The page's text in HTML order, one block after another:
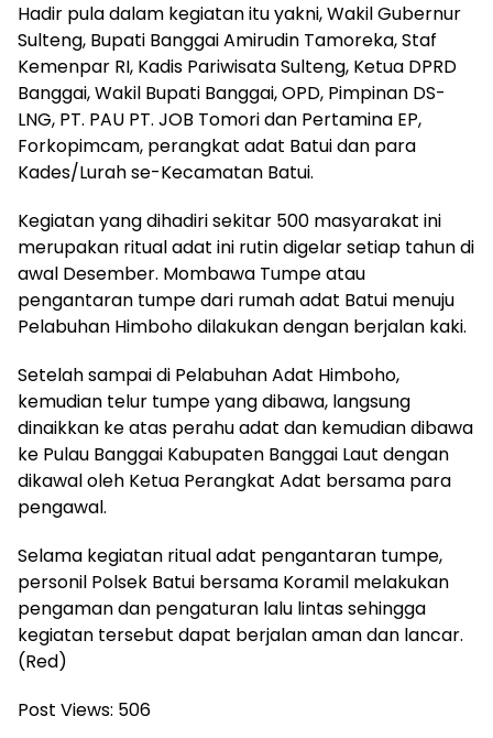
Hadir pula dalam kegiatan itu yakni, Wakil Gubernur
Sulteng, Bupati Banggai Amirudin Tamoreka, Staf
Kemenpar RI, Kadis Pariwisata Sulteng, Ketua DPRD
Banggai, Wakil Bupati Banggai, OPD, Pimpinan DS-
LNG, PT. PAU PT. JOB Tomori dan Pertamina EP,
Forkopimcam, perangkat adat Batui dan para
Kades/Lurah se-Kecamatan Batui.
Kegiatan yang dihadiri sekitar 500 masyarakat ini
merupakan ritual adat ini rutin digelar setiap tahun di
awal Desember. Mombawa Tumpe atau
pengantaran tumpe dari rumah adat Batui menuju
Pelabuhan Himboho dilakukan dengan berjalan kaki.
Setelah sampai di Pelabuhan Adat Himboho,
kemudian telur tumpe yang dibawa, langsung
dinaikkan ke atas perahu adat dan kemudian dibawa
ke Pulau Banggai Kabupaten Banggai Laut dengan
dikawal oleh Ketua Perangkat Adat bersama para
pengawal.
Selama kegiatan ritual adat pengantaran tumpe,
personil Polsek Batui bersama Koramil melakukan
pengaman dan pengaturan lalu lintas sehingga
kegiatan tersebut dapat berjalan aman dan lancar.
(Red)
Post Views: 506